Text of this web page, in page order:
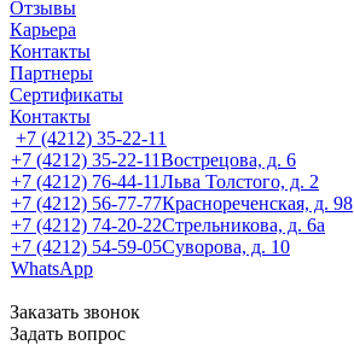
Отзывы
Карьера
Контакты
Партнеры
Сертификаты
Контакты
+7 (4212) 35-22-11
+7 (4212) 35-22-11Вострецова, д. 6
+7 (4212) 76-44-11Льва Толстого, д. 2
+7 (4212) 56-77-77Краснореченская, д. 98
+7 (4212) 74-20-22Стрельникова, д. 6а
+7 (4212) 54-59-05Суворова, д. 10
WhatsApp
Заказать звонок
Задать вопрос